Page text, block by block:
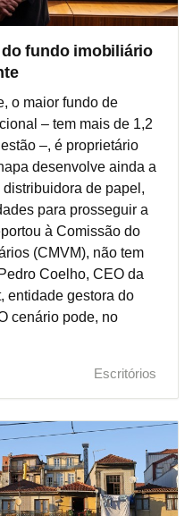
fundo imobiliário
o maior fundo de
– tem mais de 1,2
–, é proprietário
desenvolve ainda a
de papel,
para prosseguir a
à Comissão do
(CMVM), não tem
Coelho, CEO da
entidade gestora do
cenário pode, no
Escritórios